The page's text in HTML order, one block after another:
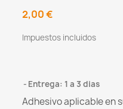
2,00 €
Impuestos incluidos
Entrega: 1 a 3 dias
Adhesivo aplicable en